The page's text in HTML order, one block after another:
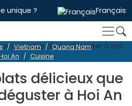
unique ? Français
Vietnam
Quang Nam
An
Cuisine
délicieux que
à Hoi An